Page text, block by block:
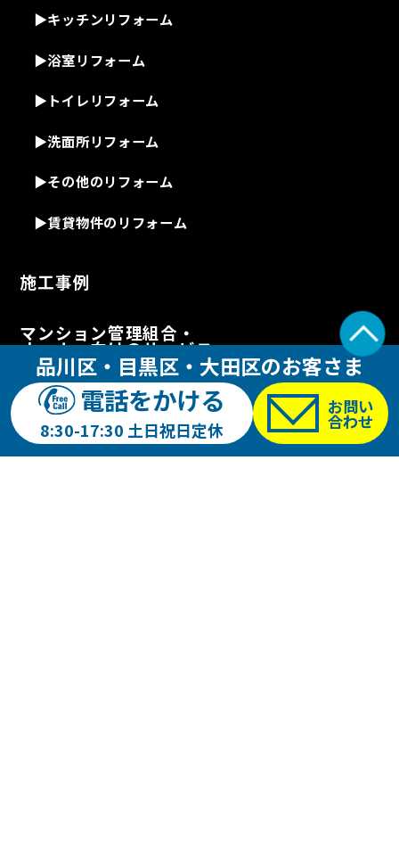
▶キッチンリフォーム
▶浴室リフォーム
▶ トイレリフォーム
▶洗面所リフォーム
▶その他のリフォーム
▶賃貸物件のリフォーム
施工事例
マンション管理組合・
オーナー向けのサービス
▶ビル・マンションの直結給水と
直結増圧ポンプ工事
▶ビル・マンションの給排水管改修工事・
品川区・目黒区・大田区のお客さま
電話をかける
8:30-17:30 土日祝日定休
お問い
合わせ